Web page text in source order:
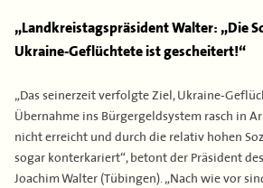
„Landkreistagspräsident Walter: „Die
Ukraine-Geflüchtete ist gescheitert!“
„Das seinerzeit verfolgte Ziel, Ukraine-
Übernahme ins Bürgergeldsystem rasch in
nicht erreicht und durch die relativ hohen
sogar konterkariert“, betont der Präsident
Joachim Walter (Tübingen). „Nach wie vor